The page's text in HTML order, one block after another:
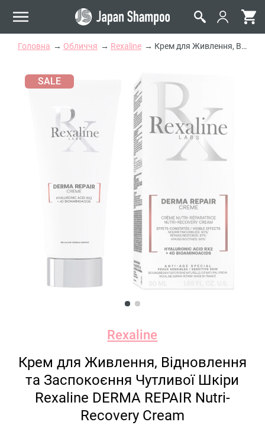
Головна Обличчя Rexaline Крем для Живлення, Відновлення та Заспокоєння Чутливої Шкіри Rexaline DERMA REPAIR Nutri-Recovery Cream
SALE
Rexaline
Крем для Живлення, Відновлення
та Заспокоєння Чутливої Шкіри
Rexaline DERMA REPAIR Nutri-
Recovery Cream